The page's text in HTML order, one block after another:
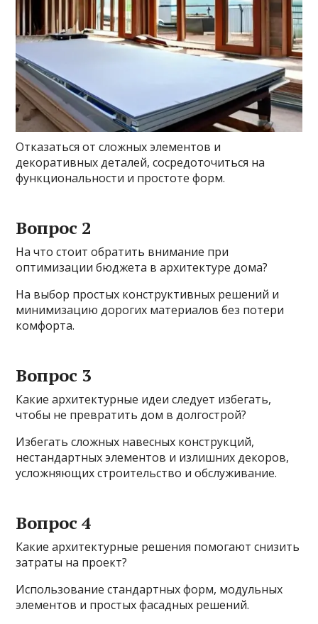
Отказаться от сложных элементов и
декоративных деталей, сосредоточиться на
функциональности и простоте форм.
Вопрос 2
На что стоит обратить внимание при
оптимизации бюджета в архитектуре дома?
На выбор простых конструктивных решений и
минимизацию дорогих материалов без потери
комфорта.
Вопрос 3
Какие архитектурные идеи следует избегать,
чтобы не превратить дом в долгострой?
Избегать сложных навесных конструкций,
нестандартных элементов и излишних декоров,
усложняющих строительство и обслуживание.
Вопрос 4
Какие архитектурные решения помогают снизить
затраты на проект?
Использование стандартных форм, модульных
элементов и простых фасадных решений.